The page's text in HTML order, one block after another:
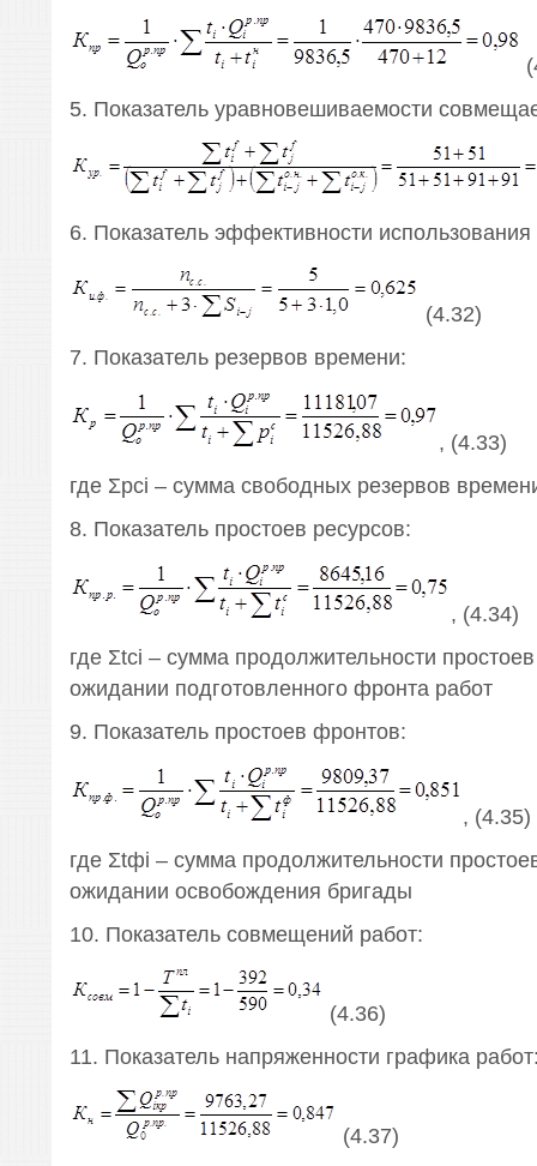
5. Показатель уравновешиваемости
6. Показатель эффективности
(4.32)
7. Показатель резервов времени:
, (4.33)
где Σрсi – сумма свободных резервов
8. Показатель простоев ресурсов:
, (4.34)
где Σtсi – сумма продолжительности
ожидании подготовленного фронта работ
9. Показатель простоев фронтов:
, (4.35)
где Σtфi – сумма продолжительности
ожидании освобождения бригады
10. Показатель совмещений работ:
(4.36)
11. Показатель напряженности графика
(4.37)